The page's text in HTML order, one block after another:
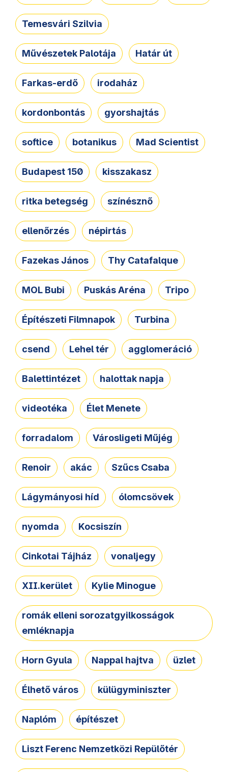
Temesvári Szilvia
Művészetek Palotája Határ út
Farkas-erdő irodaház
kordonbontás gyorshajtás
softice botanikus Mad Scientist
Budapest 150 kisszakasz
ritka betegség színésznő
ellenőrzés népirtás
Fazekas János Thy Catafalque
MOL Bubi Puskás Aréna Tripo
Építészeti Filmnapok Turbina
csend Lehel tér agglomeráció
Balettintézet halottak napja
videotéka Élet Menete
forradalom Városligeti Műjég
Renoir akác Szűcs Csaba
Lágymányosi híd ólomcsövek
nyomda Kocsiszín
Cinkotai Tájház vonaljegy
XII.kerület Kylie Minogue
romák elleni sorozatgyilkosságok
emléknapja
Horn Gyula Nappal hajtva üzlet
Élhető város külügyminiszter
Naplóm építészet
Liszt Ferenc Nemzetközi Repülőtér